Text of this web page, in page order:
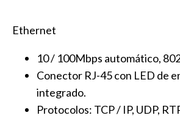
Ethernet
10 / 100Mbps automático,
Conector RJ-45 con LED de
integrado.
Protocolos: TCP / IP, UDP,